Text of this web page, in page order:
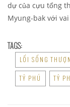
dự của cựu tổng
Myung-bak với
TAGS:
LỐI SỐNG
TỶ PHÚ TỶ